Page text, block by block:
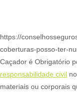
https://
coberturas-posso-ter-
Caçador é Obrigatório
responsabilidade civil
materiais ou corporais